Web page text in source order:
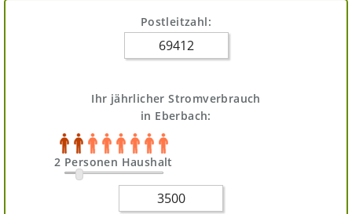
Postleitzahl:
Ihr jährlicher Stromverbrauch
in Eberbach:
2 Personen Haushalt